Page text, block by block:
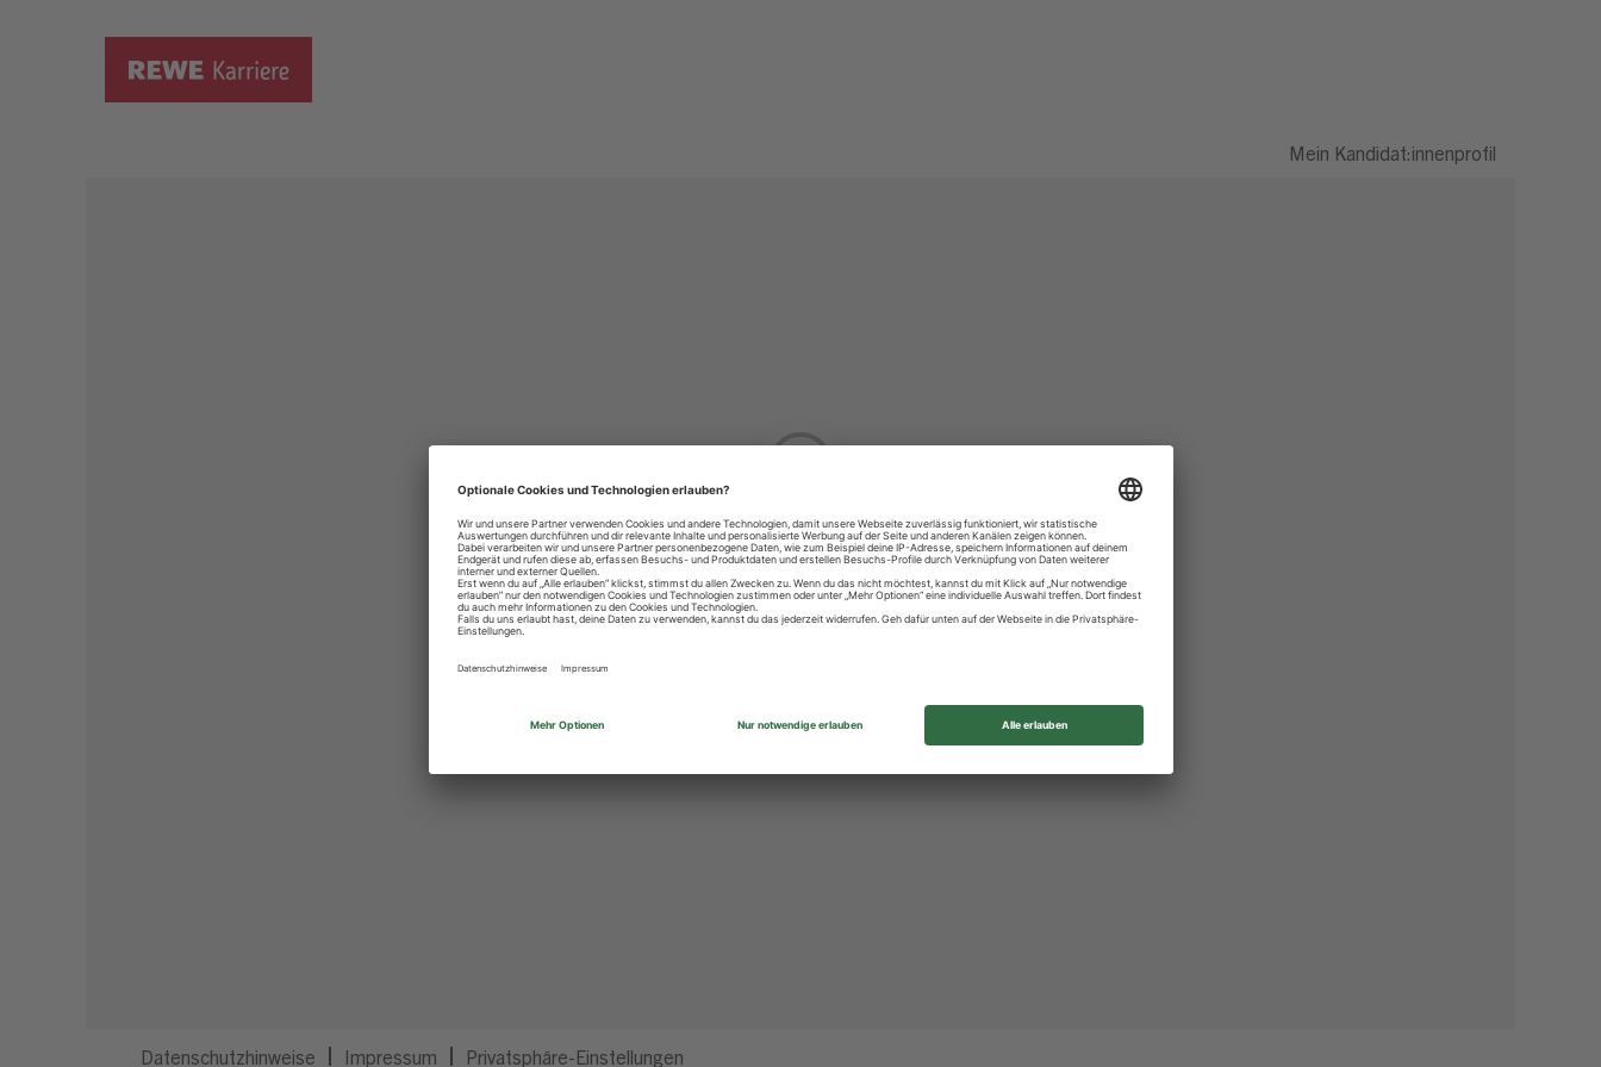
Mein Kandidat:innenprofil
Datenschutzhinweise Impressum Privatsphäre-Einstellungen